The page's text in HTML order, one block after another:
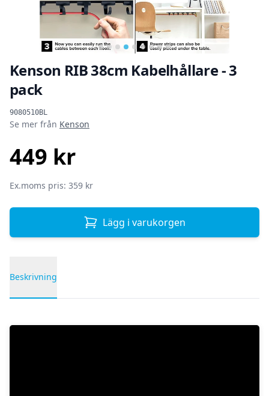
Kenson RIB 38cm Kabelhållare - 3
pack
9080510BL
Produktinformation
Se mer från Kenson
449 kr
Ex.moms pris: 359 kr
Lägg i varukorgen
Beskrivning